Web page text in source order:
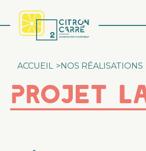
Aller au contenu
ACCUEIL >NOS RÉALISATIONS
Projet